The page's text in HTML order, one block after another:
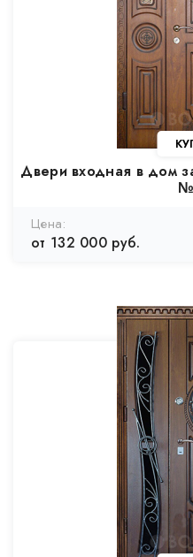
Двери входная в дом
Цена:
от 132 000 руб.